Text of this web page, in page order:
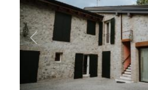
Zurück